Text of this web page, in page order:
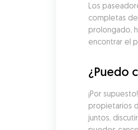
Los
completas
prolongado,
encontrar el
¿Puedo
¡Por
propietarios
juntos,